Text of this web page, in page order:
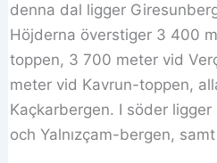
denna dal ligger
Höjderna överstiger 3 400
toppen, 3 700 meter vid
meter vid Kavrun-toppen,
Kaçkarbergen. I söder
och Yalnızçam-bergen,